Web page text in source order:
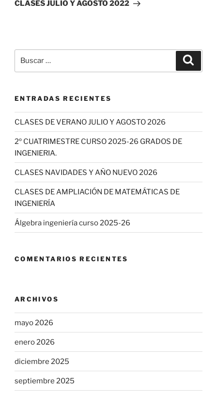
CLASES JULIO Y AGOSTO 2022
por:
ENTRADAS RECIENTES
CLASES DE VERANO JULIO Y AGOSTO 2026
2º CUATRIMESTRE CURSO 2025-26 GRADOS DE
INGENIERIA.
CLASES NAVIDADES Y AÑO NUEVO 2026
CLASES DE AMPLIACIÓN DE MATEMÁTICAS DE
INGENIERÍA
Álgebra ingeniería curso 2025-26
COMENTARIOS RECIENTES
ARCHIVOS
mayo 2026
enero 2026
diciembre 2025
septiembre 2025